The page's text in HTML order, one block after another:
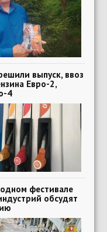
выпуск, ввоз
Евро-2,
4
фестивале
обсудят